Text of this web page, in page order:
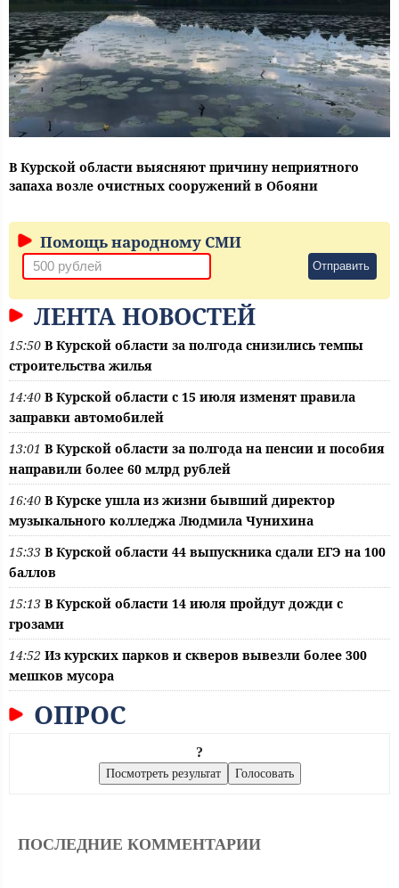
В Курской области выясняют причину неприятного
запаха возле очистных сооружений в Обояни
Помощь народному СМИ
Отправить
ЛЕНТА НОВОСТЕЙ
15:50 В Курской области за полгода снизились темпы
строительства жилья
14:40 В Курской области с 15 июля изменят правила
заправки автомобилей
13:01 В Курской области за полгода на пенсии и пособия
направили более 60 млрд рублей
16:40 В Курске ушла из жизни бывший директор
музыкального колледжа Людмила Чунихина
15:33 В Курской области 44 выпускника сдали ЕГЭ на 100
баллов
15:13 В Курской области 14 июля пройдут дожди с
грозами
14:52 Из курских парков и скверов вывезли более 300
мешков мусора
ОПРОС
?
ПОСЛЕДНИЕ КОММЕНТАРИИ